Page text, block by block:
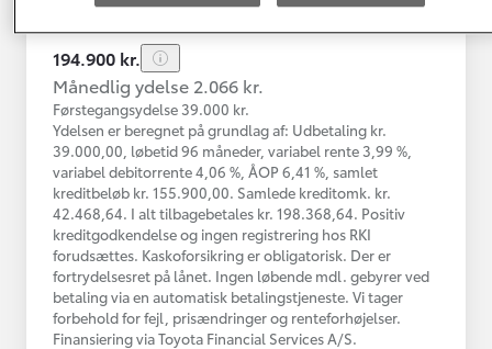
Vis mere
194.900 kr.
Månedlig ydelse 2.066 kr.
Førstegangsydelse 39.000 kr.
Ydelsen er beregnet på grundlag af: Udbetaling kr.
39.000,00, løbetid 96 måneder, variabel rente 3,99 %,
variabel debitorrente 4,06 %, ÅOP 6,41 %, samlet
kreditbeløb kr. 155.900,00. Samlede kreditomk. kr.
42.468,64. I alt tilbagebetales kr. 198.368,64. Positiv
kreditgodkendelse og ingen registrering hos RKI
forudsættes. Kaskoforsikring er obligatorisk. Der er
fortrydelsesret på lånet. Ingen løbende mdl. gebyrer ved
betaling via en automatisk betalingstjeneste. Vi tager
forbehold for fejl, prisændringer og renteforhøjelser.
Finansiering via Toyota Financial Services A/S.